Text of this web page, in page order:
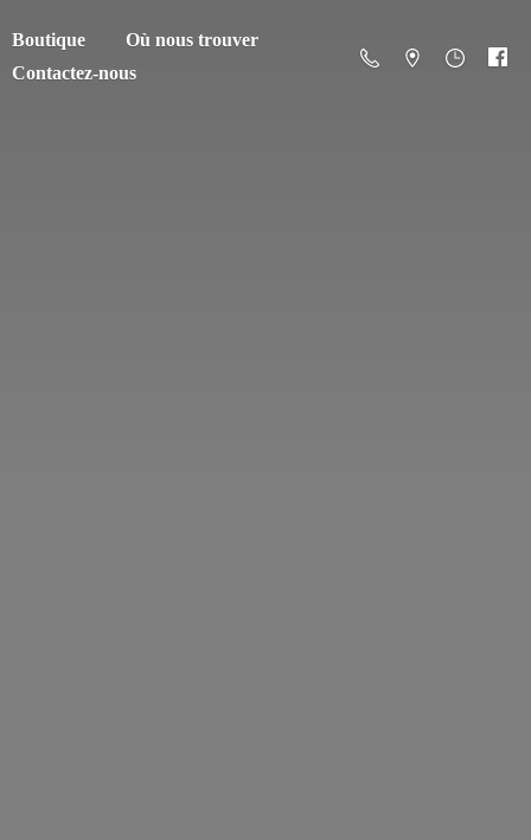
Boutique
Où nous trouver
Contactez-nous